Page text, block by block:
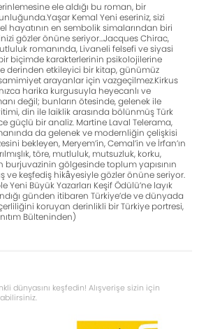
ele aldığı bu roman, bir
Kemal Yeni eseriniz, sizi
hayatının en sembolik simalarından biri
gözler önüne seriyor…Jacques Chirac,
romanında, Livaneli felsefi ve siyasi
biçimde karakterlerinin psikolojilerine
derinden etkileyici bir kitap, günümüz
arayanlar için vazgeçilmez.Kirkus
harika kurgusuyla heyecanlı ve
değil; bunların ötesinde, gelenek ile
din ile laiklik arasında bölünmüş Türk
güçlü bir analiz. Martine Laval Telerama,
da gelenek ve modernliğin çelişkisi
bekleyen, Meryem’in, Cemal’in ve İrfan’ın
töre, mutluluk, mutsuzluk, korku,
gölgesinde toplum yapısının
ve keşfediş hikâyesiyle gözler önüne seriyor.
Yeni Büyük Yazarları Keşif Ödülü’ne layık
günden itibaren Türkiye’de ve dünyada
koruyan derinlikli bir Türkiye portresi,
Bülteninden)
dünyasını keşfedin! Alışverişe sizin için